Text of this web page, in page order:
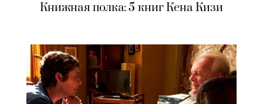
Книжная полка: 5 книг Кена Кизи